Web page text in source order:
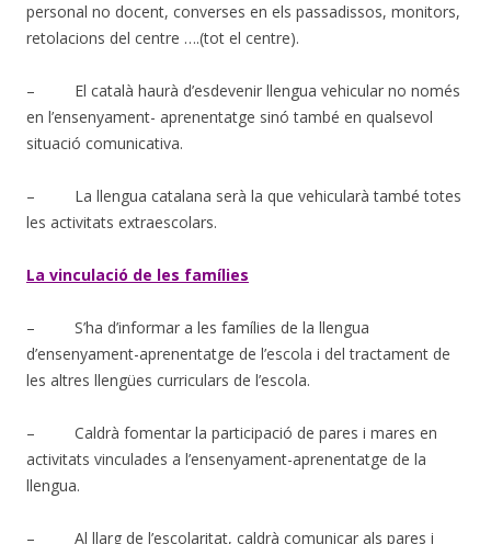
personal no docent, converses en els passadissos, monitors,
retolacions del centre ….(tot el centre).
– El català haurà d’esdevenir llengua vehicular no només
en l’ensenyament- aprenentatge sinó també en qualsevol
situació comunicativa.
– La llengua catalana serà la que vehicularà també totes
les activitats extraescolars.
La vinculació de les famílies
– S’ha d’informar a les famílies de la llengua
d’ensenyament-aprenentatge de l’escola i del tractament de
les altres llengües curriculars de l’escola.
– Caldrà fomentar la participació de pares i mares en
activitats vinculades a l’ensenyament-aprenentatge de la
llengua.
– Al llarg de l’escolaritat, caldrà comunicar als pares i